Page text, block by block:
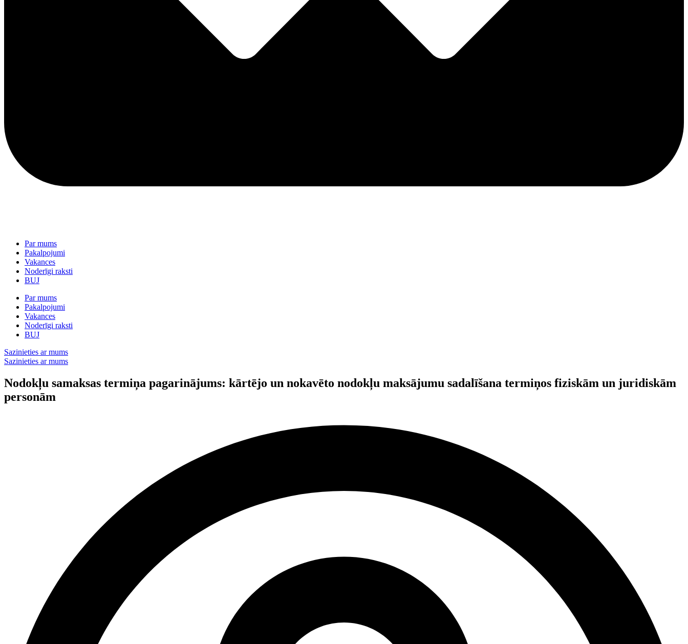
Par mums
Pakalpojumi
Vakances
Noderīgi raksti
BUJ
Par mums
Pakalpojumi
Vakances
Noderīgi raksti
BUJ
Sazinieties ar mums
Sazinieties ar mums
Nodokļu samaksas termiņa pagarinājums: kārtējo un nokavēto nodokļu maksājumu sadalīšana termiņos fiziskām un juridiskām
personām